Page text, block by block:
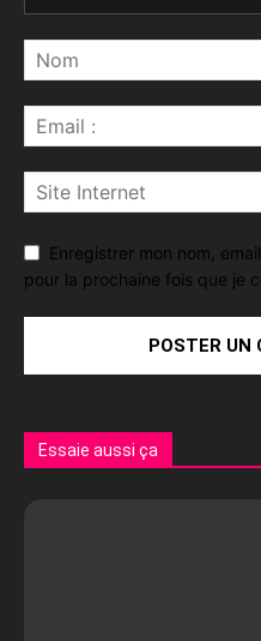
Enregistrer mon nom,
pour la prochaine fois que je
Essaie aussi ça